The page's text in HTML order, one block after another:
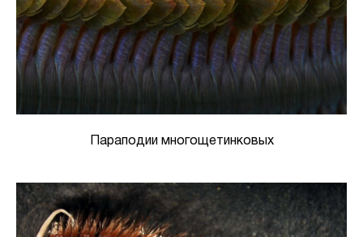
Параподии многощетинковых